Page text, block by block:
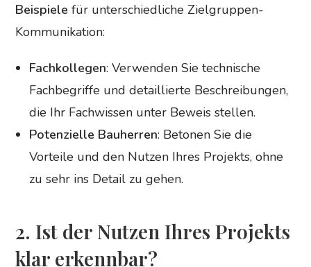
Beispielefür unterschiedliche Zielgruppen-
Kommunikation:
Fachkollegen: Verwenden Sie technische
Fachbegriffe und detaillierte Beschreibungen,
die Ihr Fachwissen unter Beweis stellen.
Potenzielle Bauherren: Betonen Sie die
Vorteile und den Nutzen Ihres Projekts, ohne
zu sehr ins Detail zu gehen.
2. Ist der Nutzen Ihres Projekts
klar erkennbar?